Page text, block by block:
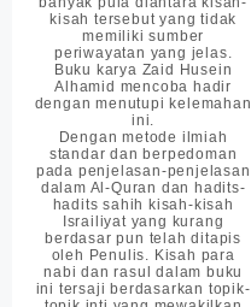
kisah tersebut yang tidak
memiliki sumber
periwayatan yang jelas.
Buku karya Zaid Husein
Alhamid mencoba hadir
dengan menutupi kelemahan
ini.
Dengan metode ilmiah
standar dan berpedoman
pada penjelasan-penjelasan
dalam Al-Quran dan hadits-
hadits sahih kisah-kisah
Israiliyat yang kurang
berdasar pun telah ditapis
oleh Penulis. Kisah para
nabi dan rasul dalam buku
ini tersaji berdasarkan topik-